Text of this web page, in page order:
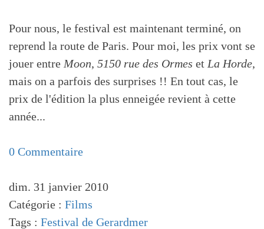
Pour nous, le festival est maintenant terminé, on
reprend la route de Paris. Pour moi, les prix vont se
jouer entre Moon, 5150 rue des Ormes et La Horde,
mais on a parfois des surprises !! En tout cas, le
prix de l'édition la plus enneigée revient à cette
année...
0 Commentaire
dim. 31 janvier 2010
Catégorie : Films
Tags : Festival de Gerardmer